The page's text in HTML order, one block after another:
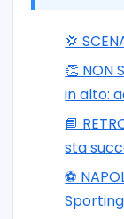
💢
👏 NON
in alto:
📘
sta
⚽️